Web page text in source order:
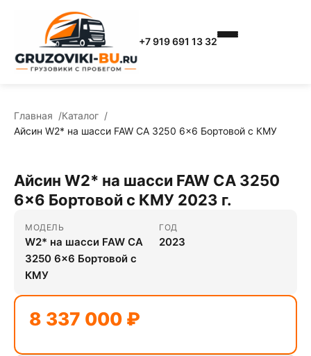
+7 919 691 13 32
Главная
Каталог
Айсин W2* на шасси FAW CA 3250 6x6 Бортовой с КМУ
Айсин W2* на шасси FAW CA 3250
6x6 Бортовой с КМУ 2023 г.
МОДЕЛЬ
W2* на шасси FAW CA
3250 6x6 Бортовой с
КМУ
ГОД
2023
8 337 000 ₽